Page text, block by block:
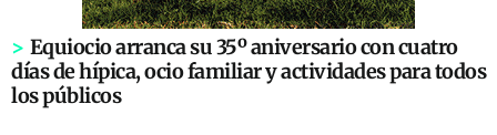
> Equiocio arranca su 35º aniversario con cuatro
días de hípica, ocio familiar y actividades para todos
los públicos